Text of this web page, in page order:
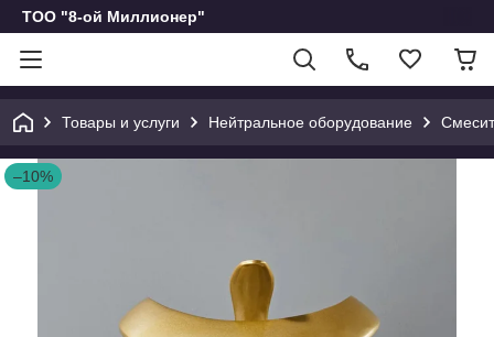
ТОО "8-ой Миллионер"
Товары и услуги Нейтральное оборудование
–10%